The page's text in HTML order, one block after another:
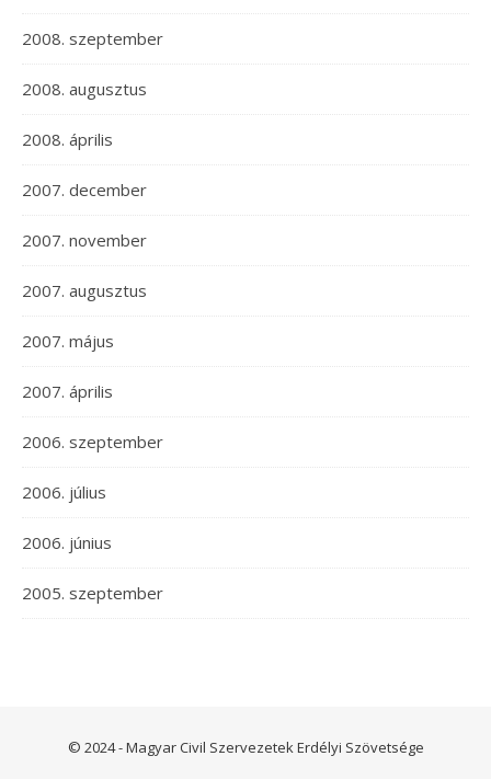
2008. szeptember
2008. augusztus
2008. április
2007. december
2007. november
2007. augusztus
2007. május
2007. április
2006. szeptember
2006. július
2006. június
2005. szeptember
© 2024 - Magyar Civil Szervezetek Erdélyi Szövetsége